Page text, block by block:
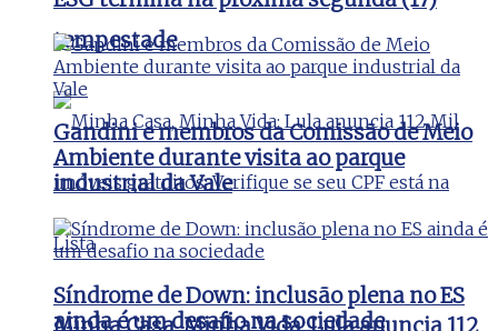
tempestade
Gandini e membros da Comissão de Meio
Ambiente durante visita ao parque
industrial da Vale
Síndrome de Down: inclusão plena no ES
ainda é um desafio na sociedade